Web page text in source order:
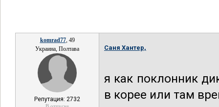
komrad77, 49
Украина, Полтава
Репутация: 2732
Саня Хантер,
я как поклонник
в корее или там